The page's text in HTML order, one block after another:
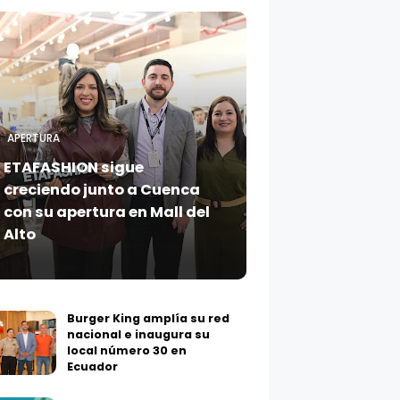
APERTURA
ETAFASHION sigue
creciendo junto a Cuenca
con su apertura en Mall del
Alto
Burger King amplía su red
nacional e inaugura su
local número 30 en
Ecuador